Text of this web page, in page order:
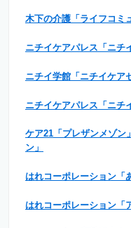
木下の介護「ライフコミ
ニチイケアパレス「ニチ
ニチイ学館「ニチイケア
ニチイケアパレス「ニチ
ケア21「プレザンメゾン
ン」
はれコーポレーション「
はれコーポレーション「